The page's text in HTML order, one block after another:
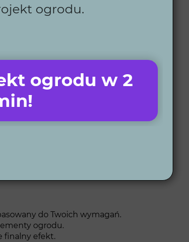
pielęgnację i poprawiają komfort
prac w Stroniu Śląskim.
przed rozpoczęciem prac.
w Stroniu
dostosowanych do indywidualnych
do Twoich wymagań.
ogrodu.
finalny efekt.
ogrodu.
ogrodu w 2